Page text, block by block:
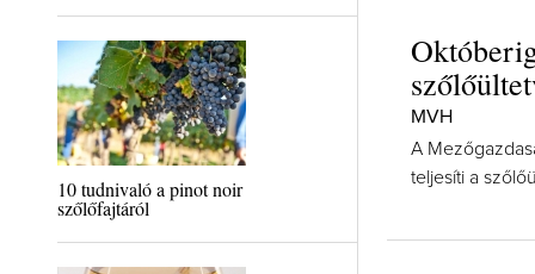
10 tudnivaló a pinot noir
szőlőfajtáról
MVH
A
teljesíti a